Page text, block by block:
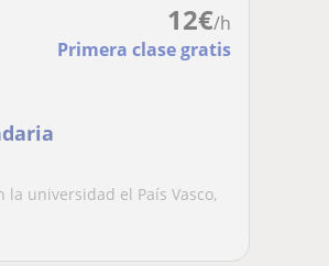
12€/h
Primera clase gratis
universidad el País Vasco,